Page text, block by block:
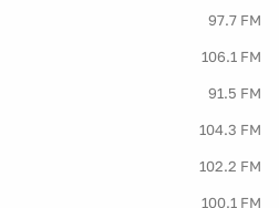
97.7 FM
106.1 FM
91.5 FM
104.3 FM
102.2 FM
100.1 FM